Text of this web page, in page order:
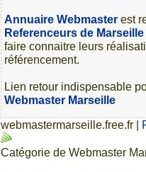
Annuaire Webmaster est
Referenceurs de Marseille
faire connaitre leurs
référencement.
Lien retour indispensable
Webmaster Marseille
webmastermarseille.free.fr |
Catégorie de Webmaster